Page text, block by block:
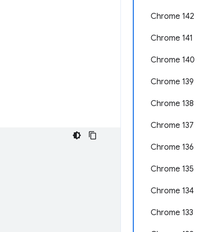
Chrome 142
Chrome 141
Chrome 140
Chrome 139
Chrome 138
Chrome 137
Chrome 136
Chrome 135
Chrome 134
Chrome 133